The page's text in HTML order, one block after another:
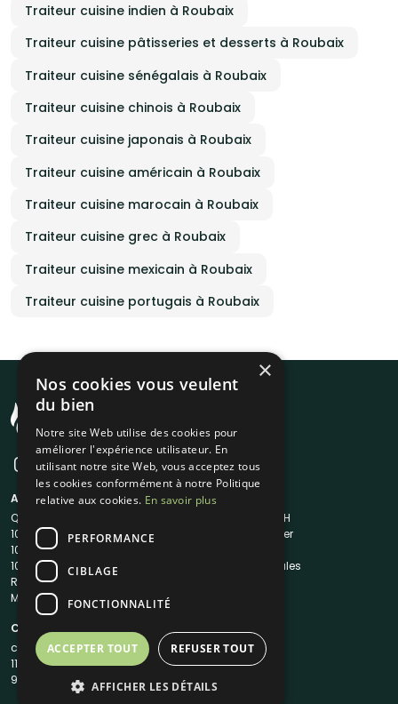
Traiteur cuisine indien à Roubaix
Traiteur cuisine pâtisseries et desserts à Roubaix
Traiteur cuisine sénégalais à Roubaix
Traiteur cuisine chinois à Roubaix
Traiteur cuisine japonais à Roubaix
Traiteur cuisine américain à Roubaix
Traiteur cuisine marocain à Roubaix
Traiteur cuisine grec à Roubaix
Traiteur cuisine mexicain à Roubaix
Traiteur cuisine portugais à Roubaix
A propos
Qui sommes-nous ?
1001Salles
1001Salles PRO
1001DJ
Reserverunbar
MP2
Liens utiles
Traiteur en 48H
Nous contacter
Mentions légales
Contacts
contact@1001traiteurs.com
11 Rue Maurice Grandcoing
94200 Ivry-sur-Seine
×
Nos cookies vous veulent
du bien
Notre site Web utilise des cookies pour
améliorer l'expérience utilisateur. En
utilisant notre site Web, vous acceptez tous
les cookies conformément à notre Politique
relative aux cookies. En savoir plus
PERFORMANCE
CIBLAGE
FONCTIONNALITÉ
ACCEPTER TOUT REFUSER TOUT
AFFICHER LES DÉTAILS